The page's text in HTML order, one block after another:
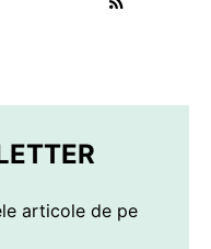
articole de pe